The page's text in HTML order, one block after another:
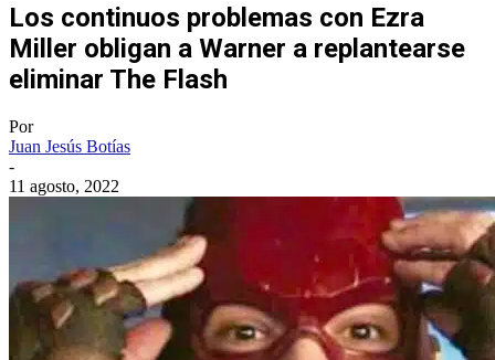
Los continuos problemas con Ezra
Miller obligan a Warner a replantearse
eliminar The Flash
Por
Juan Jesús Botías
-
11 agosto, 2022